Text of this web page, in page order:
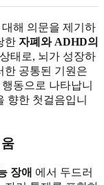
해 의문을 제기하
한 자폐와 ADHD의
태로, 뇌가 성장하
한 공통된 기원은
동으로 나타납니
향한 첫걸음입니
장애 에서 두드러